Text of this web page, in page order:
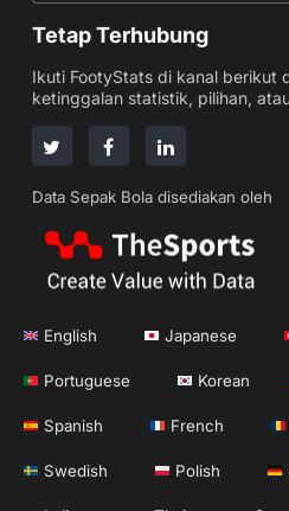
Tetap Terhubung
Ikuti FootyStats di kanal berikut
ketinggalan statistik, pilihan,
Data Sepak Bola disediakan oleh
English Japanese
Portuguese Korean
Spanish French
Swedish Polish